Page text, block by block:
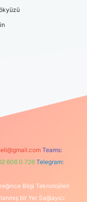
Teams:
606 0 726 Telegram:
Bilgi Teknolojileri
bir Yer Sağlayıcı